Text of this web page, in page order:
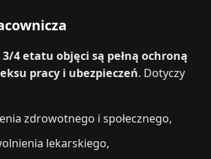
4 etatu objęci są pełną ochroną
pracy i ubezpieczeń. Dotyczy
zdrowotnego i społecznego,
lekarskiego,